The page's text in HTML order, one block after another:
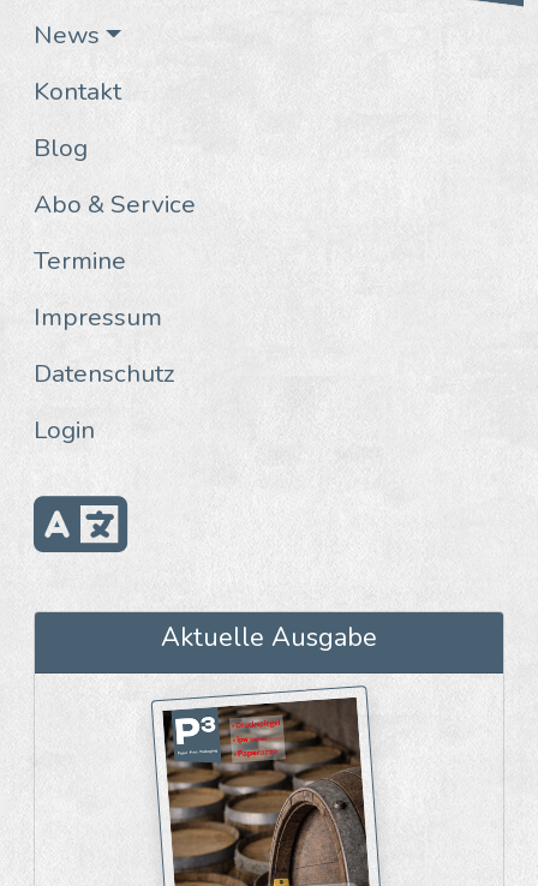
News
Kontakt
Blog
Abo & Service
Termine
Impressum
Datenschutz
Login
Aktuelle Ausgabe